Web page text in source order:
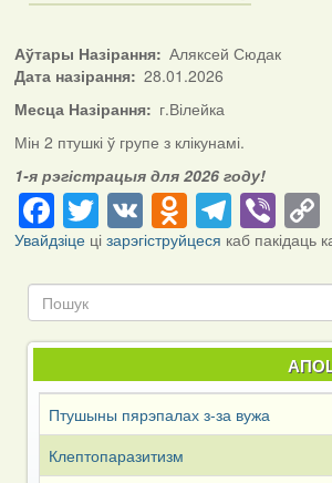
Аўтары Назірання
Аляксей Сюдак
Дата назірання
28.01.2026
Месца Назірання
г.Вілейка
Мін 2 птушкі ў групе з клікунамі.
1-я рэгістрацыя для 2026 году!
Facebook
Twitter
VK Viber
Увайдзіцеці зарэгіструйцеся каб пакідаць
Птушыны пярэпалах з-за вужа
Клептопаразитизм